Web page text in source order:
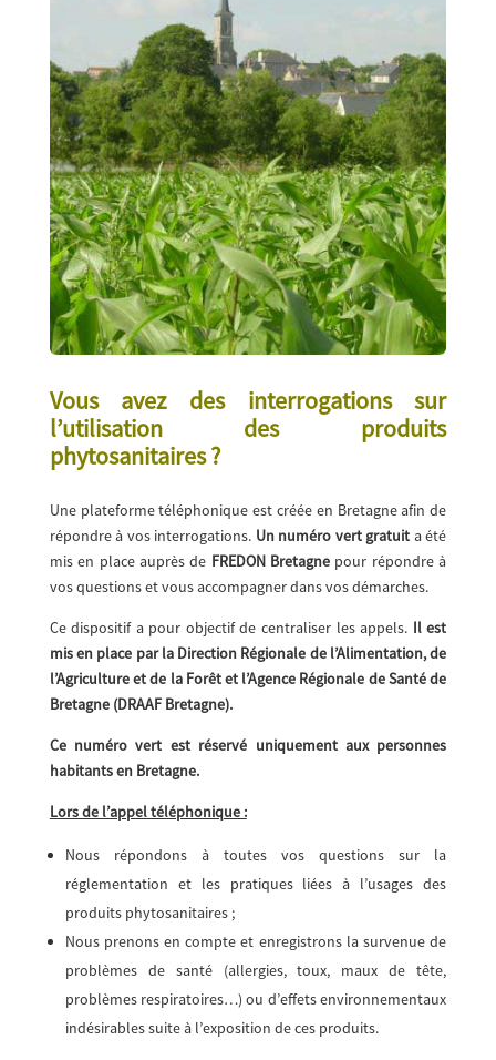
Vous avez des interrogations sur
l’utilisation des produits
phytosanitaires ?
Une plateforme téléphonique est créée en Bretagne afin de
répondre à vos interrogations. Un numéro vert gratuit a été
mis en place auprès de FREDON Bretagne pour répondre à
vos questions et vous accompagner dans vos démarches.
Ce dispositif a pour objectif de centraliser les appels. Il est
mis en place par la Direction Régionale de l’Alimentation, de
l’Agriculture et de la Forêt et l’Agence Régionale de Santé de
Bretagne (DRAAF Bretagne).
Ce numéro vert est réservé uniquement aux personnes
habitants en Bretagne.
Lors de l’appel téléphonique :
Nous répondons à toutes vos questions sur la
réglementation et les pratiques liées à l’usages des
produits phytosanitaires ;
Nous prenons en compte et enregistrons la survenue de
problèmes de santé (allergies, toux, maux de tête,
problèmes respiratoires…) ou d’effets environnementaux
indésirables suite à l’exposition de ces produits.